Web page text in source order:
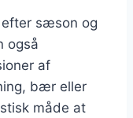
efter sæson og
også
af
bær eller
måde at